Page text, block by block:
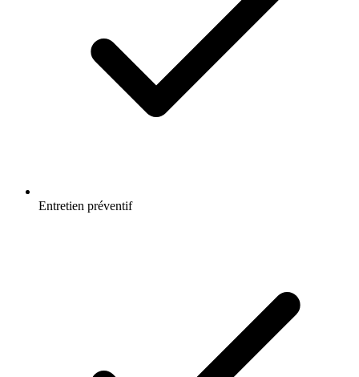
Entretien préventif